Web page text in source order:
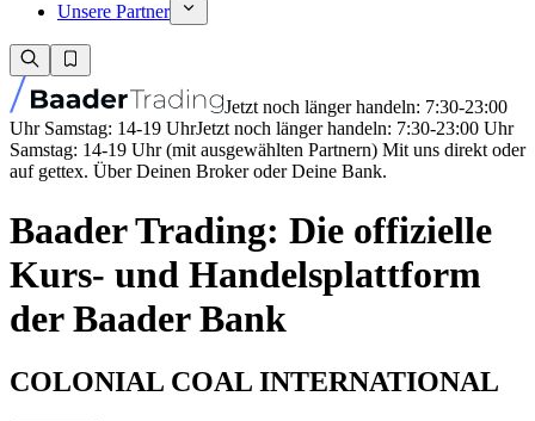
Unsere Partner
Jetzt noch länger handeln: 7:30-23:00
Uhr Samstag: 14-19 UhrJetzt noch länger handeln: 7:30-23:00 Uhr
Samstag: 14-19 Uhr (mit ausgewählten Partnern) Mit uns direkt oder
auf gettex. Über Deinen Broker oder Deine Bank.
Baader Trading: Die offizielle
Kurs- und Handelsplattform
der Baader Bank
COLONIAL COAL INTERNATIONAL